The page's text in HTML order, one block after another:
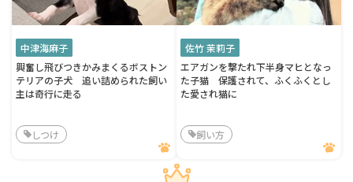
中津海麻子
興奮し飛びつきかみまくるボストン
テリアの子犬 追い詰められた飼い
主は奇行に走る
しつけ
佐竹 茉莉子
エアガンを撃たれ下半身マヒとなっ
た子猫 保護されて、ふくふくとし
た愛され猫に
飼い方